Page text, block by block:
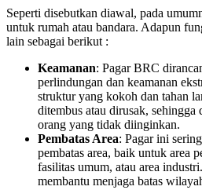
Seperti disebutkan diawal, pada
untuk rumah atau bandara. Adapun
lain sebagai berikut :
Keamanan: Pagar BRC
perlindungan dan keamanan
struktur yang kokoh dan tahan
ditembus atau dirusak, sehingga
orang yang tidak diinginkan.
Pembatas Area: Pagar ini
pembatas area, baik untuk area
fasilitas umum, atau area
membantu menjaga batas